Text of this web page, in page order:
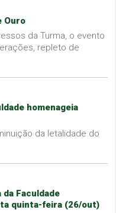
Ouro
da Turma, o evento
repleto de
homenageia
da letalidade do
Faculdade
quinta-feira (26/out)